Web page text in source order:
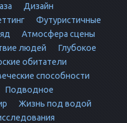
Дизайн
Футуристичные
Атмосфера сцены
людей
Глубокое
обитатели
способности
Подводное
Жизнь под водой